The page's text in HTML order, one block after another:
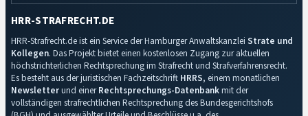
HRR-STRAFRECHT.DE
HRR-Strafrecht.de ist ein Service der Hamburger Anwaltskanzlei Strate und
Kollegen. Das Projekt bietet einen kostenlosen Zugang zur aktuellen
höchstrichterlichen Rechtsprechung im Strafrecht und Strafverfahrensrecht.
Es besteht aus der juristischen Fachzeitschrift HRRS, einem monatlichen
Newsletterund einerRechtsprechungs-Datenbankmit der
vollständigen strafrechtlichen Rechtsprechung des Bundesgerichtshofs